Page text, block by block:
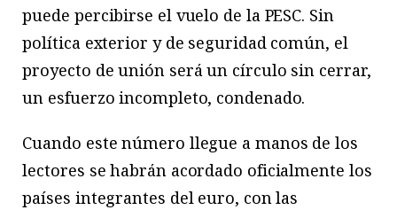
puede percibirse el vuelo de la PESC. Sin
política exterior y de seguridad común, el
proyecto de unión será un círculo sin cerrar,
un esfuerzo incompleto, condenado.
Cuando este número llegue a manos de los
lectores se habrán acordado oficialmente los
países integrantes del euro, con las